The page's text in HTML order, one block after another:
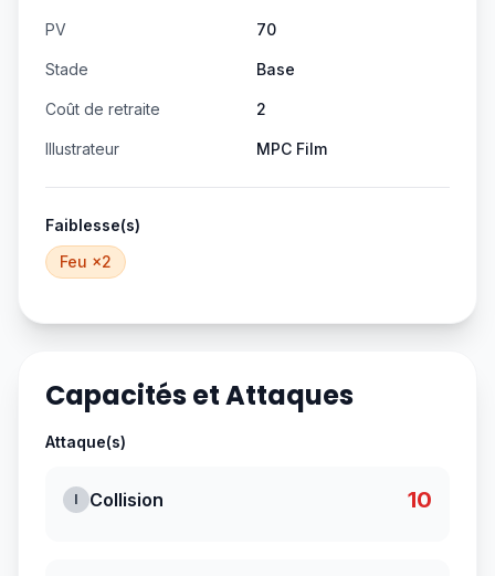
PV 70
Stade Base
Coût de retraite 2
Illustrateur MPC Film
Faiblesse(s)
Feu ×2
Capacités et Attaques
Attaque(s)
I Collision 10